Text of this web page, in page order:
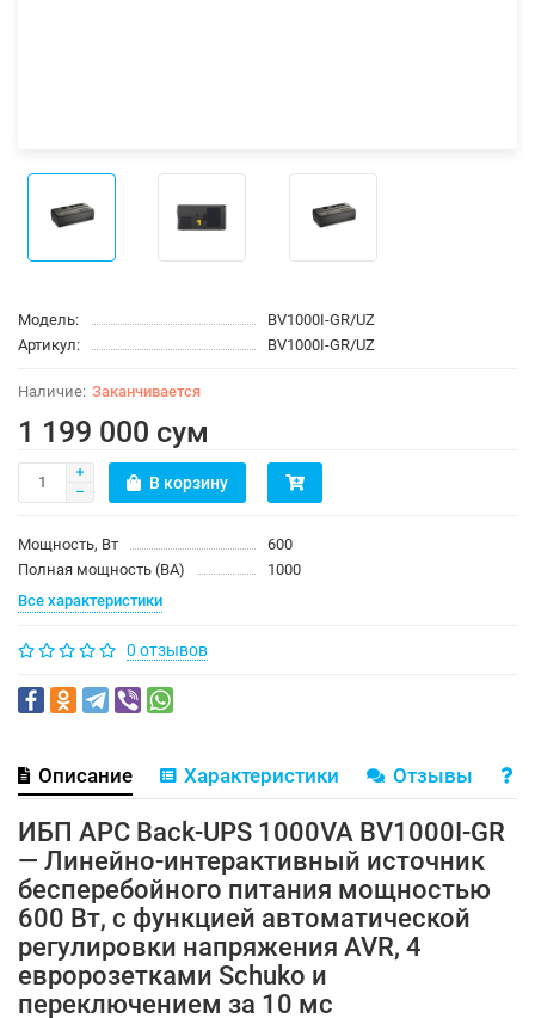
Модель:
BV1000I-GR/UZ
Артикул:
BV1000I-GR/UZ
Заканчивается
1 199 000 сум
В корзину
Мощность, Вт
600
Полная мощность (ВА)
1000
Все характеристики
0 отзывов
Описание Характеристики Отзывы
ИБП APC Back-UPS 1000VA BV1000I-GR
— Линейно-интерактивный источник
бесперебойного питания мощностью
600 Вт, с функцией автоматической
регулировки напряжения AVR, 4
евророзетками Schuko и
переключением за 10 мс